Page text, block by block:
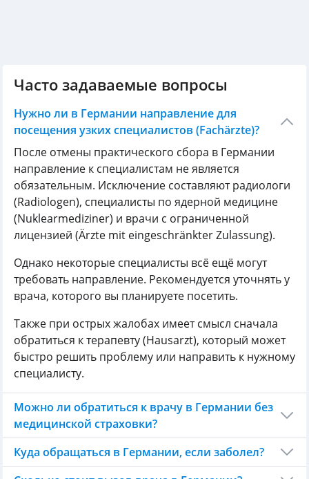
Часто задаваемые вопросы
Нужно ли в Германии направление для
посещения узких специалистов (Fachärzte)?
После отмены практического сбора в Германии
направление к специалистам не является
обязательным. Исключение составляют радиологи
(Radiologen), специалисты по ядерной медицине
(Nuklearmediziner) и врачи с ограниченной
лицензией (Ärzte mit eingeschränkter Zulassung).
Однако некоторые специалисты всё ещё могут
требовать направление. Рекомендуется уточнять у
врача, которого вы планируете посетить.
Также при острых жалобах имеет смысл сначала
обратиться к терапевту (Hausarzt), который может
быстро решить проблему или направить к нужному
специалисту.
Можно ли обратиться к врачу в Германии без
медицинской страховки?
Куда обращаться в Германии, если заболел?